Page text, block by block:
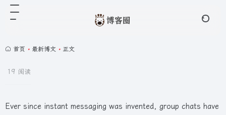
首页 • 最新博文 • 正文
19 阅读
Ever since instant messaging was invented, group chats have